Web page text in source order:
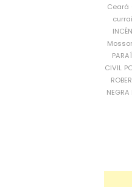
Ceará
CIVIL
NEGRA